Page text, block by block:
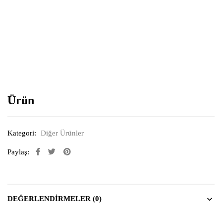
Ürün
Kategori: Diğer Ürünler
Paylaş:
DEĞERLENDIRMELER (0)